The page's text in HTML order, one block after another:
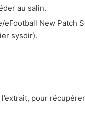
au salin.
New Patch
sysdir).
pour